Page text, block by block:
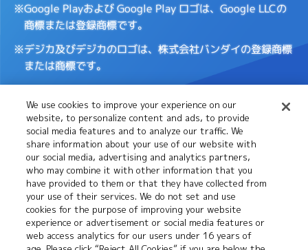
※Google Playおよび Google Play ロゴは、Google LLCの
商標または登録商標です。
※デジカ及びデジカのロゴは、株式会社バンダイの登録商標
または商標です。
推奨環境について Cookies
Settings
プライバシーポリシー プライバシーノーティス
お問い合わせ
We use cookies to improve your experience on our
website, to personalize content and ads, to provide
social media features and to analyze our traffic. We
share information about your use of our website with
our social media, advertising and analytics partners,
who may combine it with other information that you
have provided to them or that they have collected from
your use of their services. We do not set and use
cookies for the purpose of improving your website
experience or advertisement or social media features or
web access analytics for our users under 16 years of